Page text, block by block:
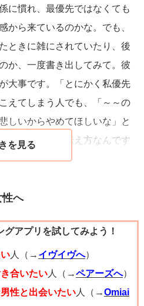
に慣れ、最優先ではなくても
から来ているのかな。でも、
ときに雑にされていたり、後
か、一度書き出してみて。彼
大事です。「とにかく私優先
えてしまう人でも、「～～の
しいからやめてほしいな」と
もだし。要は伝え方なんです
とです。優先されたい！とい
の予定が先なら、それは受け
も大事にしてもらうように動
だったから、今度は一緒に行
えてね。そうすることで、恋
性へ
グアプリを試してみよう！
人（→ イヴイヴへ）
合いたい人（→ペアーズへ）
性と出会いたい人（→Omiai